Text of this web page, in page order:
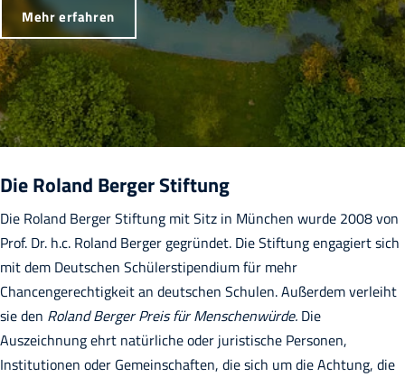
Mehr erfahren
Die Roland Berger Stiftung
Die Roland Berger Stiftung mit Sitz in München wurde 2008 von
Prof. Dr. h.c. Roland Berger gegründet. Die Stiftung engagiert sich
mit dem Deutschen Schülerstipendium für mehr
Chancengerechtigkeit an deutschen Schulen. Außerdem verleiht
sie den Roland Berger Preis für Menschenwürde. Die
Auszeichnung ehrt natürliche oder juristische Personen,
Institutionen oder Gemeinschaften, die sich um die Achtung, die